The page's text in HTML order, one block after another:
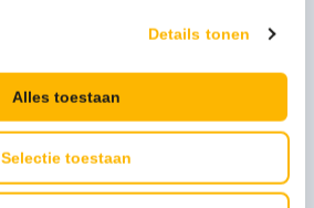
Details tonen
Alles toestaan
Selectie toestaan
Z50x60x0.008 ds
grijs, transparant